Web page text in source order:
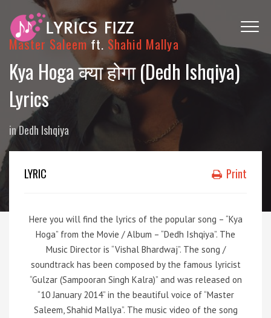
Master Saleem ft. Shahid Mallya
Kya Hoga क्या होगा (Dedh Ishqiya)
Lyrics
inDedh Ishqiya
LYRIC Print
Here you will find the lyrics of the popular song – “Kya
Hoga” from the Movie / Album – “Dedh Ishqiya”. The
Music Director is “Vishal Bhardwaj”. The song /
soundtrack has been composed by the famous lyricist
“Gulzar (Sampooran Singh Kalra)” and was released on
“10 January 2014” in the beautiful voice of “Master
Saleem, Shahid Mallya”. The music video of the song